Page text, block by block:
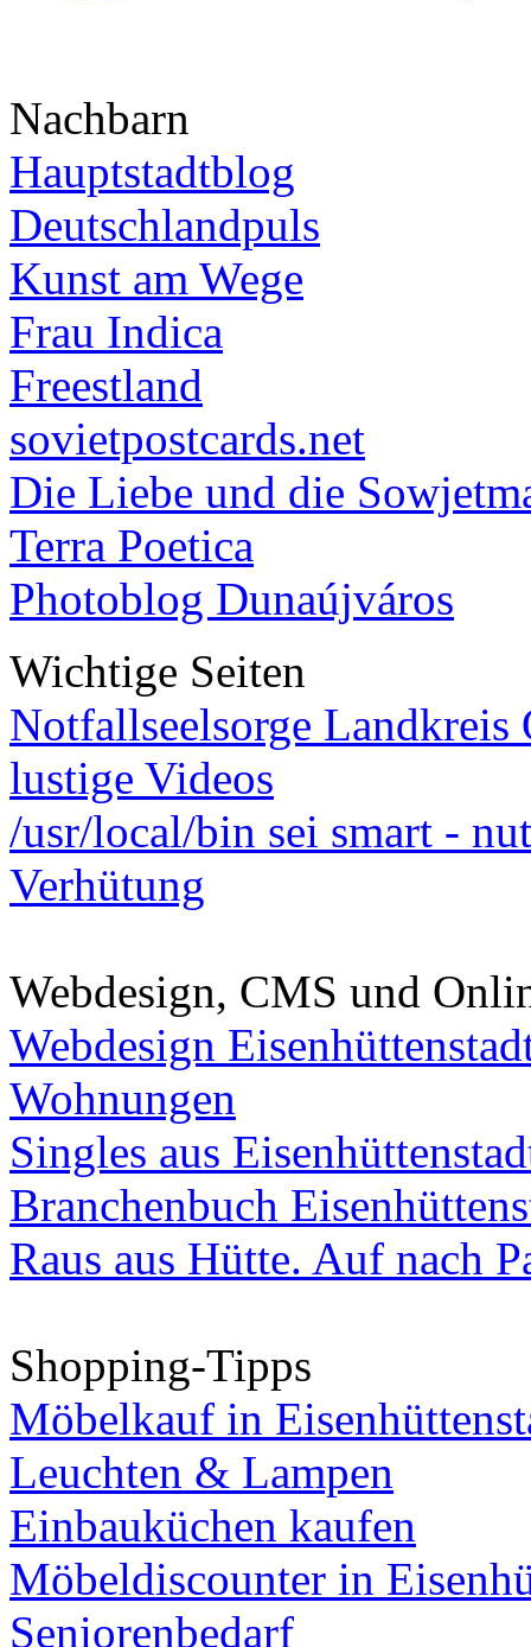
Nachbarn
Hauptstadtblog
Deutschlandpuls
Kunst am Wege
Frau Indica
Freestland
sovietpostcards.net
Die Liebe und die
Terra Poetica
Photoblog Dunaújváros
Wichtige Seiten
Notfallseelsorge Landkreis
lustige Videos
/usr/local/bin sei smart -
Verhütung
Webdesign, CMS und
Webdesign
Wohnungen
Singles aus
Branchenbuch
Raus aus Hütte. Auf nach
Shopping-Tipps
Möbelkauf in
Leuchten & Lampen
Einbauküchen kaufen
Möbeldiscounter in
Seniorenbedarf